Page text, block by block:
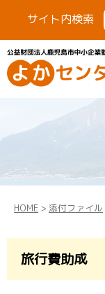
サイト内検索
HOME > 添付ファイル
旅行費助成